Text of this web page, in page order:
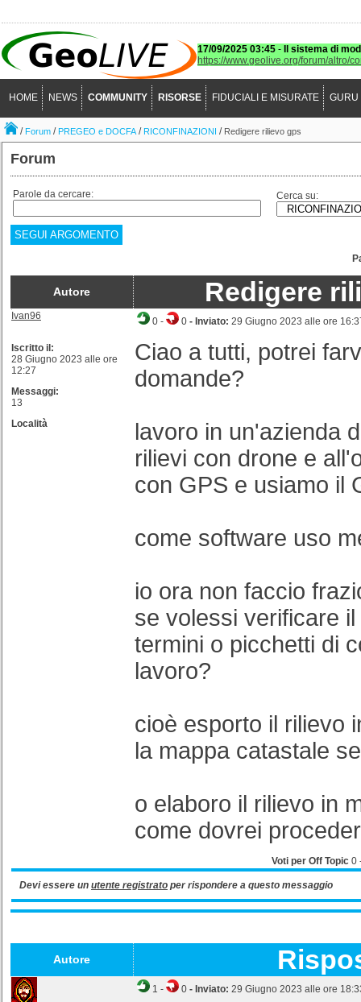
17/09/2025 03:45 -
Il sistema di
https://www.geolive.org/forum/altro/
HOME NEWS COMMUNITY RISORSE FIDUCIALI E MISURATE GURU
/Forum /PREGEO e DOCFA/RICONFINAZIONI / Redigere rilievo gps
Forum
Parole da cercare: Cerca su:
SEGUI ARGOMENTO
Autore Redigere
Ivan96
Iscritto il:
28 Giugno 2023 alle ore
12:27
Messaggi:
13
Località
0 - 0 - Inviato: 29 Giugno 2023 alle ore
Ciao a tutti, potrei
domande?
lavoro in un'azienda
rilievi con drone e
con GPS e usiamo il
come software uso
io ora non faccio
se volessi verificare
termini o picchetti di
lavoro?
cioè esporto il rilievo
la mappa catastale
o elaboro il rilievo in
come dovrei
Voti per Off Topic 0
Devi essere un utente registrato per rispondere a questo messaggio
Autore
1 - 0 - Inviato: 29 Giugno 2023 alle ore